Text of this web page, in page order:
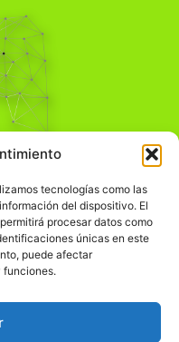
tecnologías como las
del dispositivo. El
procesar datos como
únicas en este
puede afectar
funciones.
transformarlo.